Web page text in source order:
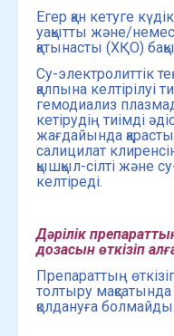
Егер қан кетуге
уақытты және/
қатынасты (ХҚО)
Су-электролиттік
қалпына келтірілуі
гемодиализ
кетірудің тиімді
жағдайында
салицилат
қышқыл-сілті және
келтіреді.
Дәрілік
дозасын өткізіп
Препараттың
толтыру
қолдануға болмайды.